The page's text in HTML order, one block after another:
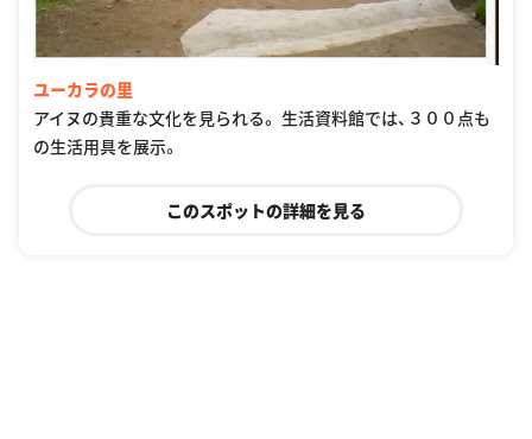
ユーカラの里
アイヌの貴重な文化を見られる。 生活資料館では、３００点も
の生活用具を展示。
このスポットの詳細を見る